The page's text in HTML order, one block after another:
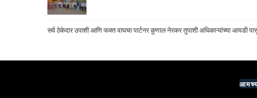
सर्व ठेकेदार उपाशी आणि फक्त वाघचा पार्टनर कुणाल नेरकर तुपाशी अधिकाऱ्यांच्या आयडी